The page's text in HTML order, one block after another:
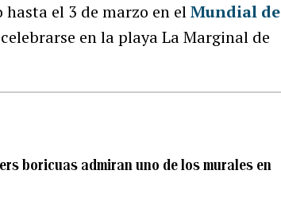
hasta el 3 de marzo en elMundial de
en la playa La Marginal de
boricuas admiran uno de los murales en